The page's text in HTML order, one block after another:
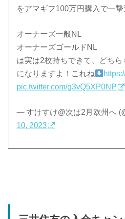
をアマギフ100万円購入で一
オーナーズ一般NL
オーナーズゴールドNL
は実は2枚持ちできて、どち
になりますよ！これね
pic.twitter.com/g3vQ5XP0NP
— すけすけ@次は2月欧州へ
10, 2023